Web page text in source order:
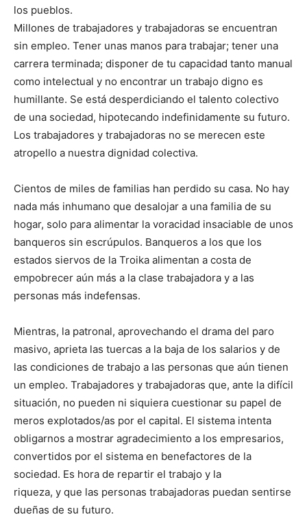
los pueblos.
Millones de trabajadores y trabajadoras se encuentran
sin empleo. Tener unas manos para trabajar; tener una
carrera terminada; disponer de tu capacidad tanto manual
como intelectual y no encontrar un trabajo digno es
humillante. Se está desperdiciando el talento colectivo
de una sociedad, hipotecando indefinidamente su futuro.
Los trabajadores y trabajadoras no se merecen este
atropello a nuestra dignidad colectiva.
Cientos de miles de familias han perdido su casa. No hay
nada más inhumano que desalojar a una familia de su
hogar, solo para alimentar la voracidad insaciable de unos
banqueros sin escrúpulos. Banqueros a los que los
estados siervos de la Troika alimentan a costa de
empobrecer aún más a la clase trabajadora y a las
personas más indefensas.
Mientras, la patronal, aprovechando el drama del paro
masivo, aprieta las tuercas a la baja de los salarios y de
las condiciones de trabajo a las personas que aún tienen
un empleo. Trabajadores y trabajadoras que, ante la difícil
situación, no pueden ni siquiera cuestionar su papel de
meros explotados/as por el capital. El sistema intenta
obligarnos a mostrar agradecimiento a los empresarios,
convertidos por el sistema en benefactores de la
sociedad. Es hora de repartir el trabajo y la
riqueza, y que las personas trabajadoras puedan sentirse
dueñas de su futuro.